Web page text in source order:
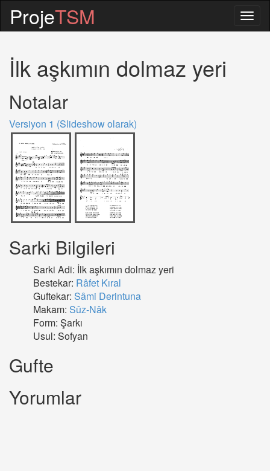
ProjeTSM
İlk aşkımın dolmaz yeri
Notalar
Versiyon 1 (Slideshow olarak)
Sarki Bilgileri
Sarki Adi: İlk aşkımın dolmaz yeri
Bestekar: Râfet Kıral
Guftekar: Sâmi Derintuna
Makam: Sûz-Nâk
Form: Şarkı
Usul: Sofyan
Gufte
Yorumlar